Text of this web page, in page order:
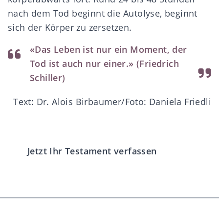
nach dem Tod beginnt die Autolyse, beginnt
sich der Körper zu zersetzen.
«Das Leben ist nur ein Moment, der
Tod ist auch nur einer.» (Friedrich
Schiller)
Text: Dr. Alois Birbaumer/Foto: Daniela Friedli
Jetzt Ihr Testament verfassen